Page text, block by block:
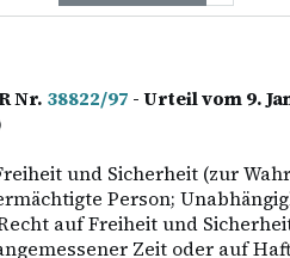
Nr. 38822/97 - Urteil vom 9.
und Sicherheit (zur
Person;
auf Freiheit und
Zeit oder auf